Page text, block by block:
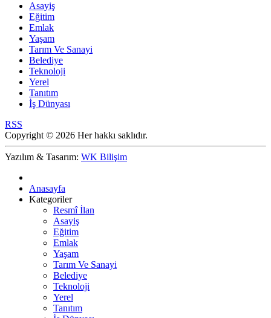
Asayiş
Eğitim
Emlak
Yaşam
Tarım Ve Sanayi
Belediye
Teknoloji
Yerel
Tanıtım
İş Dünyası
RSS
Copyright © 2026 Her hakkı saklıdır.
Yazılım & Tasarım: WK Bilişim
Anasayfa
Kategoriler
Resmî İlan
Asayiş
Eğitim
Emlak
Yaşam
Tarım Ve Sanayi
Belediye
Teknoloji
Yerel
Tanıtım